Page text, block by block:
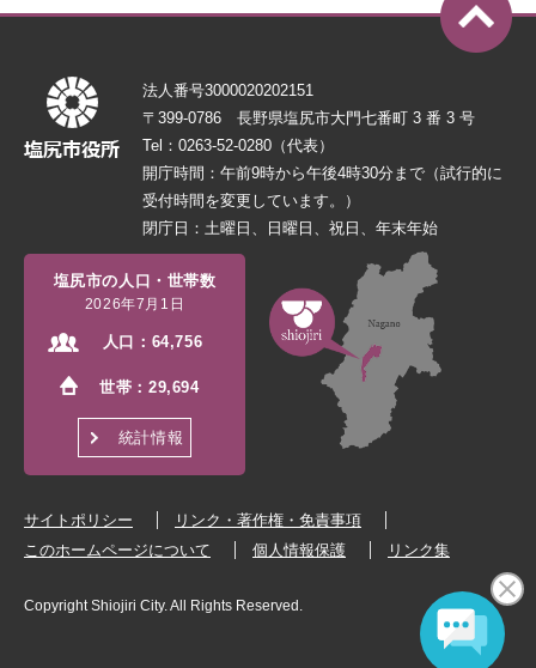
法人番号3000020202151
〒399-0786 長野県塩尻市大門七番町 3 番 3 号
Tel：0263-52-0280（代表）
開庁時間：午前9時から午後4時30分まで（試行的に
受付時間を変更しています。）
閉庁日：土曜日、日曜日、祝日、年末年始
塩尻市の人口・世帯数
2026年7月1日
人口： 64,756
世帯：29,694
統計情報
サイトポリシー
リンク・著作権・免責事項
このホームページについて
個人情報保護 リンク集
Copyright Shiojiri City. All Rights Reserved.